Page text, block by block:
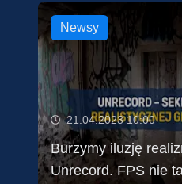
Newsy
21.04.2023 10:00
Burzymy iluzję
Unrecord. FPS nie